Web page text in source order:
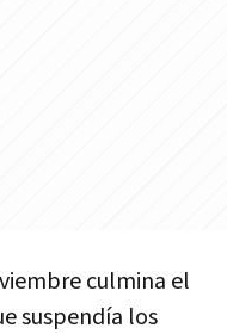
culmina el
suspendía los